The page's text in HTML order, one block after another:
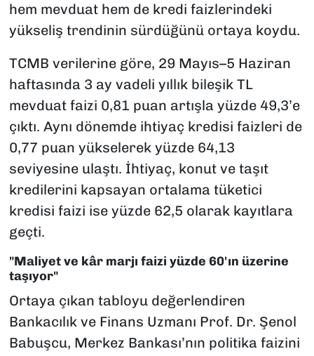
hem mevduat hem de kredi faizlerindeki
yükseliş trendinin sürdüğünü ortaya koydu.
TCMB verilerine göre, 29 Mayıs–5 Haziran
haftasında 3 ay vadeli yıllık bileşik TL
mevduat faizi 0,81 puan artışla yüzde 49,3’e
çıktı. Aynı dönemde ihtiyaç kredisi faizleri de
0,77 puan yükselerek yüzde 64,13
seviyesine ulaştı. İhtiyaç, konut ve taşıt
kredilerini kapsayan ortalama tüketici
kredisi faizi ise yüzde 62,5 olarak kayıtlara
geçti.
"Maliyet ve kâr marjı faizi yüzde 60'ın üzerine
taşıyor"
Ortaya çıkan tabloyu değerlendiren
Bankacılık ve Finans Uzmanı Prof. Dr. Şenol
Babuşcu, Merkez Bankası’nın politika faizini